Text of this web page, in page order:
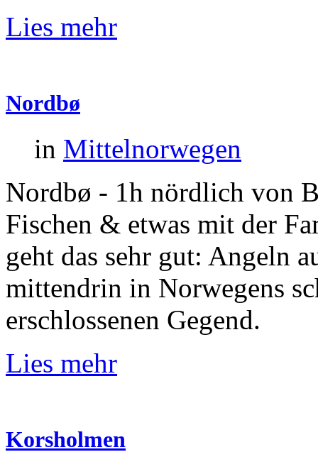
Lies mehr
Nordbø
in Mittelnorwegen
Nordbø - 1h nördlich von
Fischen & etwas mit der
geht das sehr gut: Angeln
mittendrin in Norwegens
erschlossenen Gegend.
Lies mehr
Korsholmen